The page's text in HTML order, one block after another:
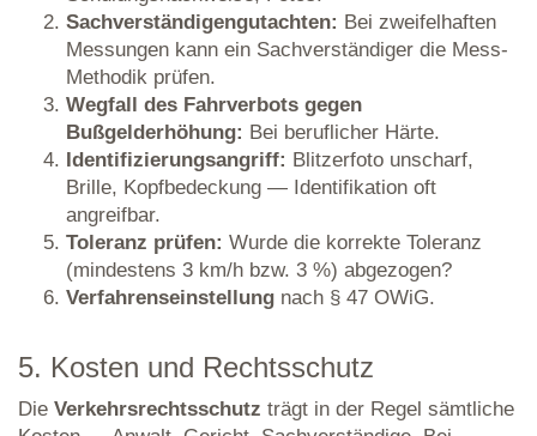
Sachverständigengutachten: Bei zweifelhaften
Messungen kann ein Sachverständiger die Mess-
Methodik prüfen.
Wegfall des Fahrverbots gegen
Bußgelderhöhung: Bei beruflicher Härte.
Identifizierungsangriff: Blitzerfoto unscharf,
Brille, Kopfbedeckung — Identifikation oft
angreifbar.
Toleranz prüfen: Wurde die korrekte Toleranz
(mindestens 3 km/h bzw. 3 %) abgezogen?
Verfahrenseinstellung nach § 47 OWiG.
5. Kosten und Rechtsschutz
Die Verkehrsrechtsschutz trägt in der Regel sämtliche